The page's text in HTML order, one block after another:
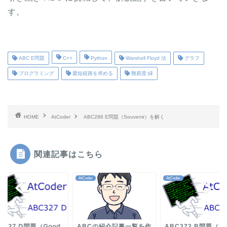
す。
ABC E問題 C++ Python Warshell Floyd 法 グラフ
プログラミング 最短経路を求める 難易度:緑
HOME AtCoder ABC286 E問題（Souvenir）を解く
関連記事はこちら
AtCoder AtCoder